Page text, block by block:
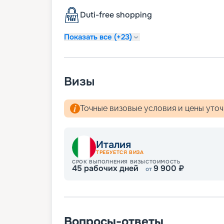
расписание туров, маршруты на 2026 -
цена путевки, фото интерьеров. Если у
позвонит вам выбрать самые лучшие
Duti-free shopping
Показать все (+23)
Визы
Точные визовые условия и цены
Италия
ТРЕБУЕТСЯ ВИЗА
СРОК ВЫПОЛНЕНИЯ ВИЗЫ
45 рабочих дней
СТОИМОСТЬ
от9 900 ₽